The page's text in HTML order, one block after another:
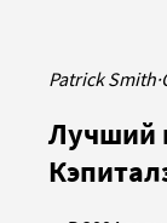
Patrick Smith·
Лучший